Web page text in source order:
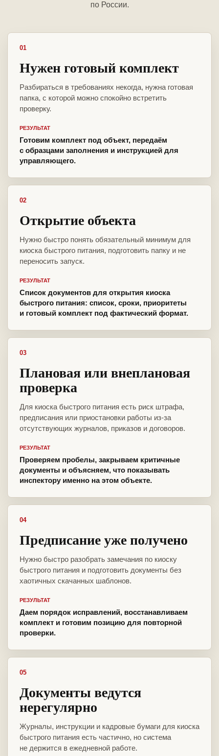
по России.
01
Нужен готовый комплект
Разбираться в требованиях некогда, нужна готовая
папка, с которой можно спокойно встретить
проверку.
РЕЗУЛЬТАТ
Готовим комплект под объект, передаём
с образцами заполнения и инструкцией для
управляющего.
02
Открытие объекта
Нужно быстро понять обязательный минимум для
киоска быстрого питания, подготовить папку и не
переносить запуск.
РЕЗУЛЬТАТ
Список документов для открытия киоска
быстрого питания: список, сроки, приоритеты
и готовый комплект под фактический формат.
03
Плановая или внеплановая
проверка
Для киоска быстрого питания есть риск штрафа,
предписания или приостановки работы из-за
отсутствующих журналов, приказов и договоров.
РЕЗУЛЬТАТ
Проверяем пробелы, закрываем критичные
документы и объясняем, что показывать
инспектору именно на этом объекте.
04
Предписание уже получено
Нужно быстро разобрать замечания по киоску
быстрого питания и подготовить документы без
хаотичных скачанных шаблонов.
РЕЗУЛЬТАТ
Даем порядок исправлений, восстанавливаем
комплект и готовим позицию для повторной
проверки.
05
Документы ведутся
нерегулярно
Журналы, инструкции и кадровые бумаги для киоска
быстрого питания есть частично, но система
не держится в ежедневной работе.